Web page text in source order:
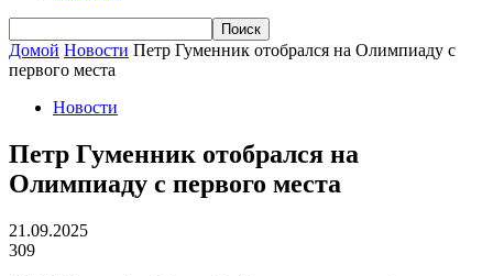
Домой Новости Петр Гуменник отобрался на Олимпиаду с
первого места
Новости
Петр Гуменник отобрался на
Олимпиаду с первого места
21.09.2025
309